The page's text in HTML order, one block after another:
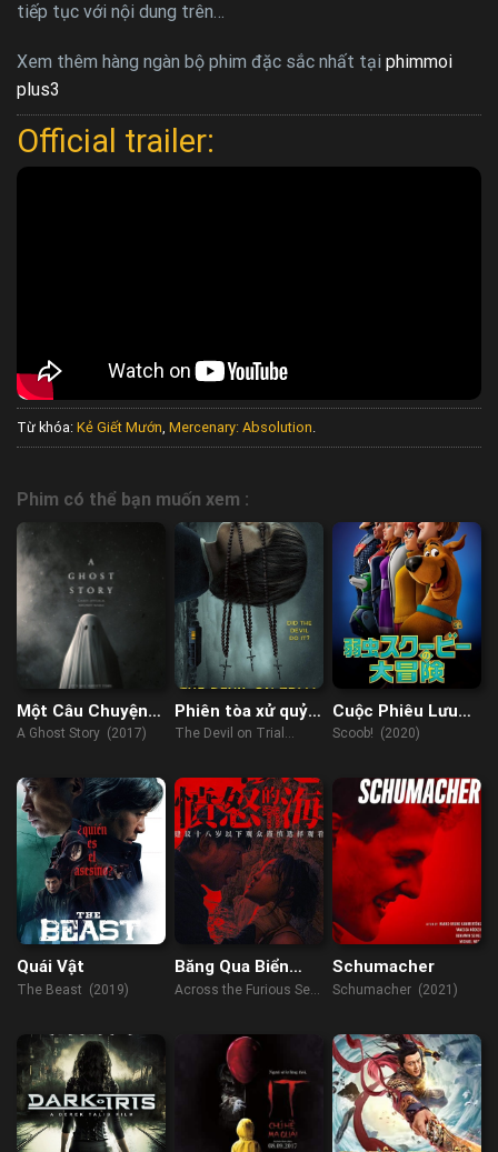
tiếp tục với nội dung trên…
Xem thêm hàng ngàn bộ phim đặc sắc nhất tại phimmoi
plus3
Official trailer:
Từ khóa: Kẻ Giết Mướn Mercenary: Absolution
Phim có thể bạn muốn xem :
Một Câu Chuyện
Ma
A Ghost Story (2017)
Phiên tòa xử quỷ
ám
The Devil on Trial
Cuộc Phiêu Lưu
Của ScoobyDoo
Scoob! (2020)
Quái Vật
The Beast (2019)
Băng Qua Biển
Giận Dữ
Across the Furious Sea
Schumacher
Schumacher (2021)